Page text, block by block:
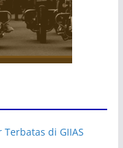
di GIIAS